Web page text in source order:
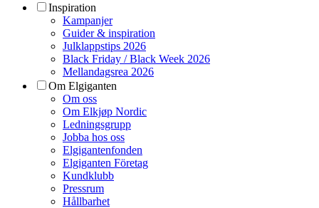
Inspiration
Kampanjer
Guider & inspiration
Julklappstips 2026
Black Friday / Black Week 2026
Mellandagsrea 2026
Om Elgiganten
Om oss
Om Elkjøp Nordic
Ledningsgrupp
Jobba hos oss
Elgigantenfonden
Elgiganten Företag
Kundklubb
Pressrum
Hållbarhet